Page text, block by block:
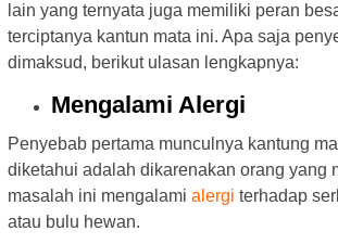
lain yang ternyata juga memiliki peran
terciptanya kantun mata ini. Apa saja
dimaksud, berikut ulasan lengkapnya:
Mengalami Alergi
Penyebab pertama munculnya kantung
diketahui adalah dikarenakan orang yang
masalah ini mengalami alergi terhadap
atau bulu hewan.